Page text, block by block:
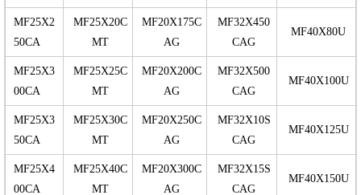
MF25X2
50CA
MF25X20C
MT
MF20X175C
AG
MF32X450
CAG
MF40X80U
MF25X3
00CA
MF25X25C
MT
MF20X200C
AG
MF32X500
CAG
MF40X100U
MF25X3
50CA
MF25X30C
MT
MF20X250C
AG
MF32X10S
CAG
MF40X125U
MF25X4
00CA
MF25X40C
MT
MF20X300C
AG
MF32X15S
CAG
MF40X150U